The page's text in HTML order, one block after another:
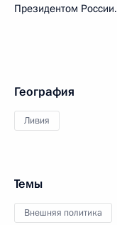
Президентом России.
География
Ливия
Темы
Внешняя политика